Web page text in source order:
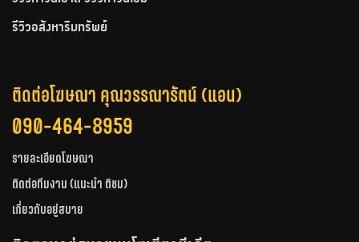
รีวิวอสังหาริมทรัพย์
ติดต่อโฆษณา คุณวรรณารัตน์ (แอน)
090-464-8959
รายละเอียดโฆษณา
ติดต่อทีมงาน (แนะนำ ติชม)
เกี่ยวกับอยู่สบาย